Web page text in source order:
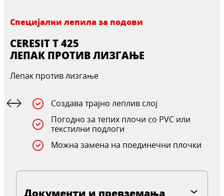
Специјални лепила за подови
CERESIT T 425
ЛЕПАК ПРОТИВ ЛИЗГАЊЕ
Лепак против лизгање
Создава трајно леплив слој
Погодно за тепих плочи со PVC или
текстилни подлоги
Можна замена на поединечни плочки
Документи и превземања